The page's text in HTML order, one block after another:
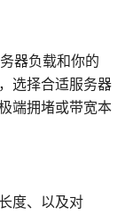
器负载和你的
选择合适服务器
端拥堵或带宽本
度、以及对